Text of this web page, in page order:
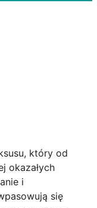
który od
okazałych
i
się